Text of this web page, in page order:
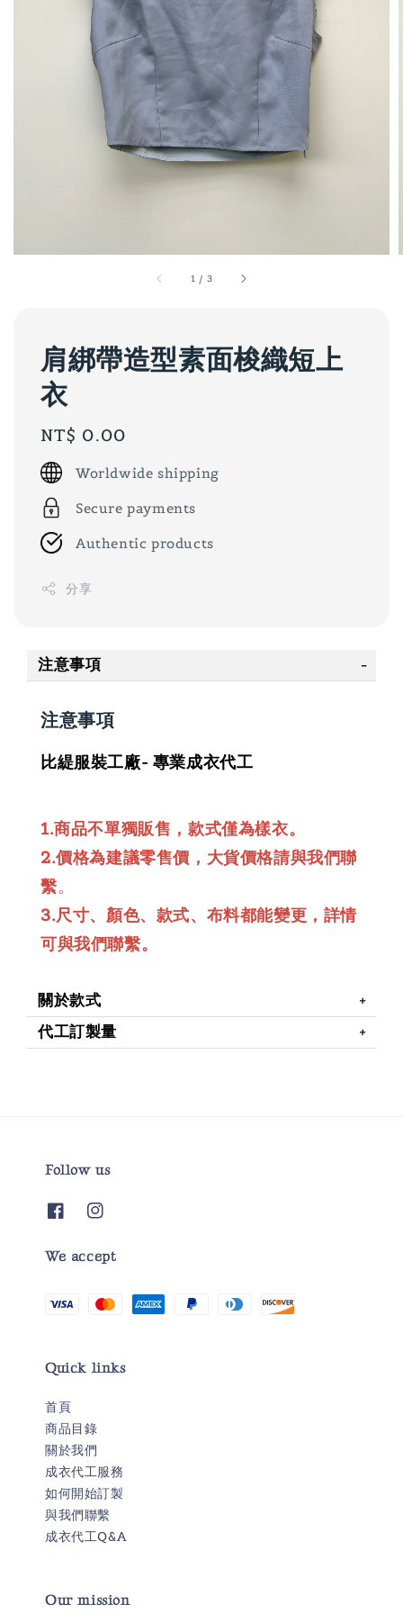
1 / 3
肩綁帶造型素面梭織短上
衣
Regular
price
NT$ 0.00
Worldwide shipping
Secure payments
Authentic products
分享
注意事項
注意事項
比緹服裝工廠- 專業成衣代工
1.商品不單獨販售，款式僅為樣衣。
2.價格為建議零售價，大貨價格請與我們聯
繫。
3.尺寸、顏色、款式、布料都能變更，詳情
可與我們聯繫。
關於款式
代工訂製量
Follow us
We accept
Quick links
首頁
商品目錄
關於我們
成衣代工服務
如何開始訂製
與我們聯繫
成衣代工Q&A
Our mission